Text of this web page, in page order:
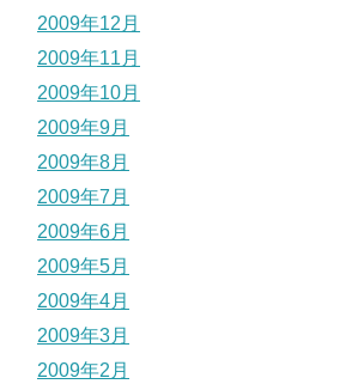
2009年12月
2009年11月
2009年10月
2009年9月
2009年8月
2009年7月
2009年6月
2009年5月
2009年4月
2009年3月
2009年2月